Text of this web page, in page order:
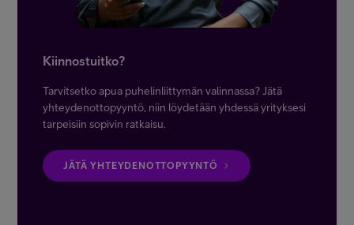
Kiinnostuitko?
Tarvitsetko apua puhelinliittymän valinnassa? Jätä
yhteydenottopyyntö, niin löydetään yhdessä yrityksesi
tarpeisiin sopivin ratkaisu.
JÄTÄ YHTEYDENOTTOPYYNTÖ